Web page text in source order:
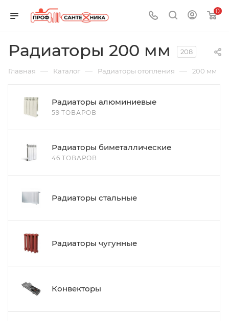
0
Радиаторы 200 мм 208
Главная — Каталог — Радиаторы отопления — 200 мм
Радиаторы алюминиевые
59 ТОВАРОВ
Радиаторы биметаллические
46 ТОВАРОВ
Радиаторы стальные
Радиаторы чугунные
Конвекторы